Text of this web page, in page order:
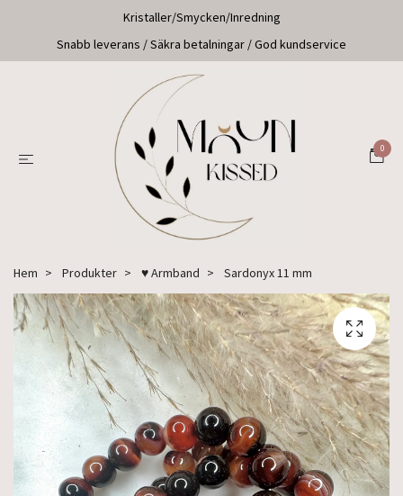
Kristaller/Smycken/Inredning
Snabb leverans / Säkra betalningar / God kundservice
0
Hem Produkter ♥ Armband Sardonyx 11 mm